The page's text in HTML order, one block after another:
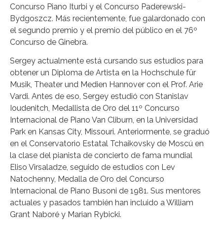
Concurso Piano Iturbi y el Concurso Paderewski-
Bydgoszcz. Más recientemente, fue galardonado con
el segundo premio y el premio del público en el 76º
Concurso de Ginebra.
Sergey actualmente está cursando sus estudios para
obtener un Diploma de Artista en la Hochschule für
Musik, Theater und Medien Hannover con el Prof. Arie
Vardi. Antes de eso, Sergey estudió con Stanislav
Ioudenitch, Medallista de Oro del 11º Concurso
Internacional de Piano Van Cliburn, en la Universidad
Park en Kansas City, Missouri. Anteriormente, se graduó
en el Conservatorio Estatal Tchaikovsky de Moscú en
la clase del pianista de concierto de fama mundial
Eliso Virsaladze, seguido de estudios con Lev
Natochenny, Medalla de Oro del Concurso
Internacional de Piano Busoni de 1981. Sus mentores
actuales y pasados también han incluido a William
Grant Naboré y Marian Rybicki.